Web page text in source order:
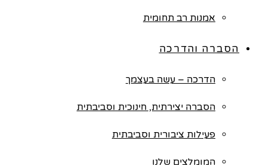
אמנות רב תחומית
הסברה והדרכה
הדרכה – עשה בעצמך
הסברה יצירתית, חינוכית וסביבתית
פעילות ציבורית וסביבתית
המומלצים שלנו